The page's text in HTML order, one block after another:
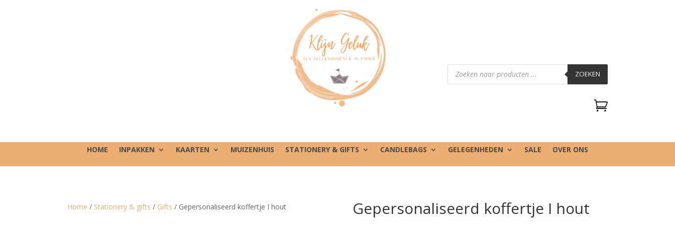
Producten
zoeken ZOEKEN

HOME INPAKKEN KAARTEN MUIZENHUIS STATIONERY & GIFTS CANDLEBAGS GELEGENHEDEN SALE OVER ONS
Home / Stationery & gifts / Gifts / Gepersonaliseerd koffertje I hout Gepersonaliseerd koffertje I hout